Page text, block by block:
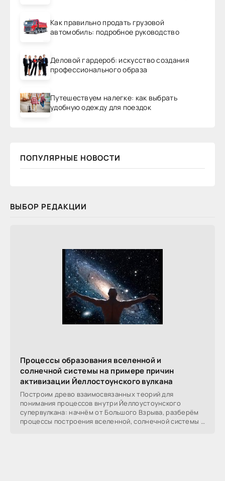
Как правильно продать грузовой
автомобиль: подробное руководство
Деловой гардероб: искусство создания
профессионального образа
Путешествуем налегке: как выбрать
удобную одежду для поездок
ПОПУЛЯРНЫЕ НОВОСТИ
ВЫБОР РЕДАКЦИИ
Процессы образования вселенной и
солнечной системы на примере причин
активизации Йеллостоунского вулкана
Построим древо взаимосвязанных теорий для
понимания процессов внутри Йеллоустоунского
супервулкана: начнём от Большого Взрыва, разберём
процессы построения вселенной, солнечной системы в